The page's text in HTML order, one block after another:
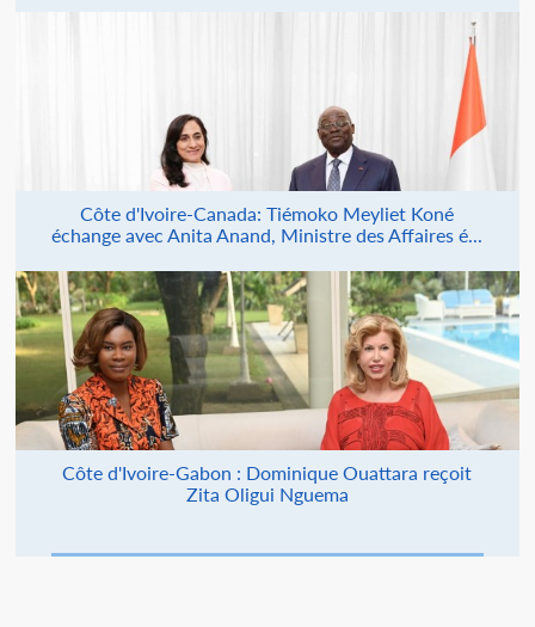
Côte d'Ivoire-Canada: Tiémoko Meyliet Koné
échange avec Anita Anand, Ministre des Affaires é...
Côte d'Ivoire-Gabon : Dominique Ouattara reçoit
Zita Oligui Nguema